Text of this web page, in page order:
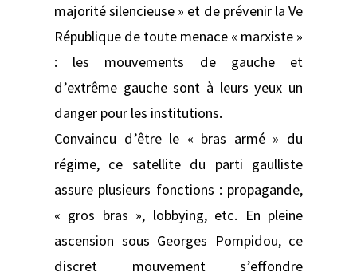
majorité silencieuse » et de prévenir la Ve
République de toute menace « marxiste »
: les mouvements de gauche et
d’extrême gauche sont à leurs yeux un
danger pour les institutions.
Convaincu d’être le « bras armé » du
régime, ce satellite du parti gaulliste
assure plusieurs fonctions : propagande,
« gros bras », lobbying, etc. En pleine
ascension sous Georges Pompidou, ce
discret mouvement s’effondre